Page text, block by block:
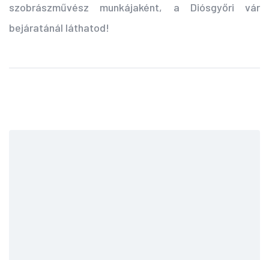
szobrászművész munkájaként, a Diósgyőri vár
bejáratánál láthatod!